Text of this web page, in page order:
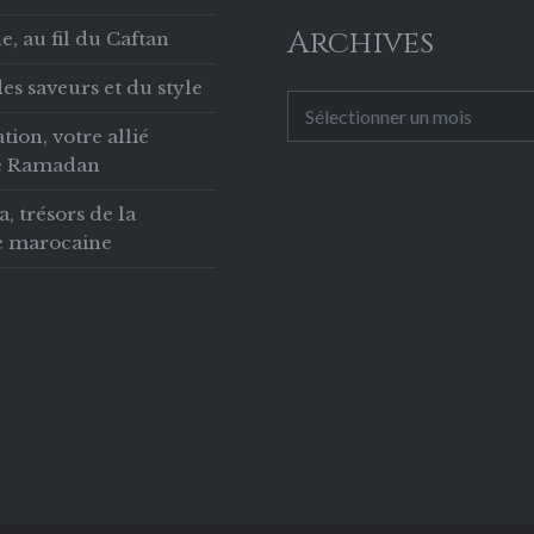
du
. « Après deux
en…
au fil du Caftan
saveurs et du style
votre allié
trésors de la
marocaine
Archives